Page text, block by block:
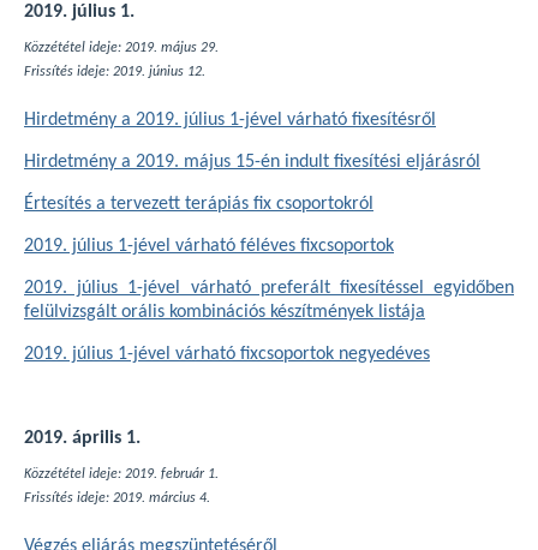
2019. július 1.
Közzététel ideje: 2019. május 29.
Frissítés ideje: 2019. június 12.
Hirdetmény a 2019. július 1-jével várható fixesítésről
Hirdetmény a 2019. május 15-én indult fixesítési eljárásról
Értesítés a tervezett terápiás fix csoportokról
2019. július 1-jével várható féléves fixcsoportok
2019. július 1-jével várható preferált fixesítéssel egyidőben
felülvizsgált orális kombinációs készítmények listája
2019. július 1-jével várható fixcsoportok negyedéves
2019. április 1.
Közzététel ideje: 2019. február 1.
Frissítés ideje: 2019. március 4.